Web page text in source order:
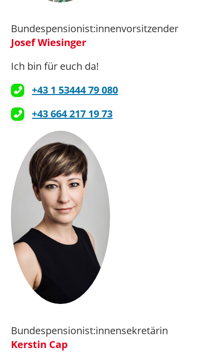
Bundespensionist:innenvorsitzender
Josef Wiesinger
Ich bin für euch da!
+43 1 53444 79 080
+43 664 217 19 73
Bundespensionist:innensekretärin
Kerstin Cap